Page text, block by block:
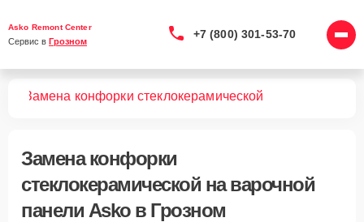
Asko Remont Center
Сервис в Грозном
+7 (800) 301-53-70
Замена конфорки стеклокерамической
Замена конфорки
стеклокерамической на варочной
панели Asko в Грозном